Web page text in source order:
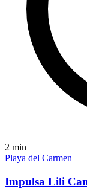
2 min
Playa del Carmen
Impulsa Lili